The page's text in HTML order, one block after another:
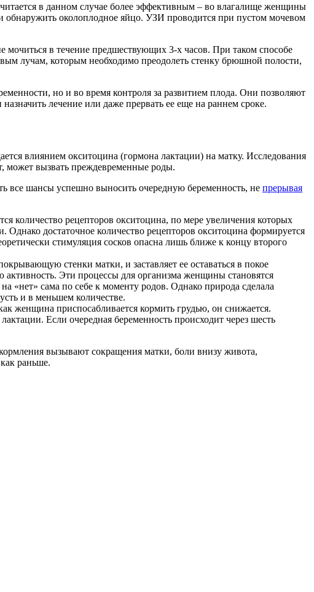
в данном случае более эффективным – во влагалище женщины
обнаружить околоплодное яйцо. УЗИ проводится при пустом мочевом
в течение предшествующих 3-х часов. При таком способе
лучам, которым необходимо преодолеть стенку брюшной полости,
но и во время контроля за развитием плода. Они позволяют
лечение или даже прервать ее еще на раннем сроке.
влиянием окситоцина (гормона лактации) на матку. Исследования
может вызвать преждевременные роды.
шансы успешно выносить очередную беременность, не прерывая
количество рецепторов окситоцина, по мере увеличения которых
достаточное количество рецепторов окситоцина формируется
стимуляция сосков опасна лишь ближе к концу второго
стенки матки, и заставляет ее оставаться в покое
Эти процессы для организма женщины становятся
«нет» сама по себе к моменту родов. Однако природа сделала
и в меньшем количестве.
женщина приспосабливается кормить грудью, он снижается.
Если очередная беременность происходит через шесть
вызывают сокращения матки, боли внизу живота,
раньше.